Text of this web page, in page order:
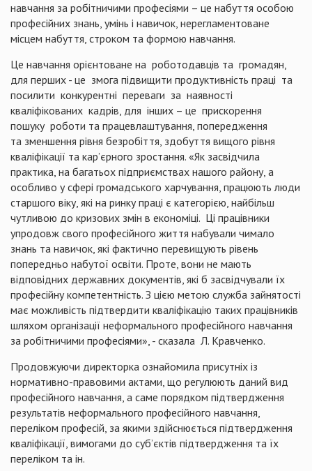
навчання за робітничими професіями – це набуття особою
професійних знань, умінь і навичок, нерегламентоване
місцем набуття, строком та формою навчання.
Це навчання орієнтоване на роботодавців та громадян,
для перших - це змога підвищити продуктивність праці та
посилити конкурентні переваги за наявності
кваліфікованих кадрів, для інших – це прискорення
пошуку роботи та працевлаштування, попередження
та зменшення рівня безробіття, здобуття вищого рівня
кваліфікації та кар’єрного зростання. «Як засвідчила
практика, на багатьох підприємствах нашого району, а
особливо у сфері громадського харчування, працюють люди
старшого віку, які на ринку праці є категорією, найбільш
чутливою до кризових змін в економіці. Ці працівники
упродовж свого професійного життя набували чимало
знань та навичок, які фактично перевищують рівень
попередньо набутої освіти. Проте, вони не мають
відповідних державних документів, які б засвідчували їх
професійну компетентність. З цією метою служба зайнятості
має можливість підтвердити кваліфікацію таких працівників
шляхом організації неформального професійного навчання
за робітничими професіями», - сказала Л. Кравченко.
Продовжуючи директорка ознайомила присутніх із
нормативно-правовими актами, що регулюють даний вид
професійного навчання, а саме порядком підтвердження
результатів неформального професійного навчання,
переліком професій, за якими здійснюється підтвердження
кваліфікації, вимогами до суб’єктів підтвердження та їх
переліком та ін.